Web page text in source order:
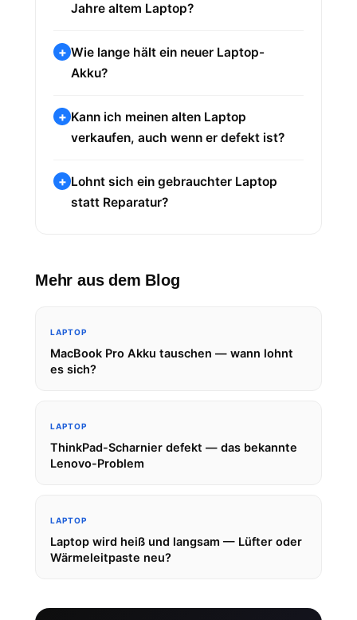
Jahre altem Laptop?
Wie lange hält ein neuer Laptop-
Akku?
Kann ich meinen alten Laptop
verkaufen, auch wenn er defekt ist?
Lohnt sich ein gebrauchter Laptop
statt Reparatur?
Mehr aus dem Blog
LAPTOP
MacBook Pro Akku tauschen — wann lohnt
es sich?
LAPTOP
ThinkPad-Scharnier defekt — das bekannte
Lenovo-Problem
LAPTOP
Laptop wird heiß und langsam — Lüfter oder
Wärmeleitpaste neu?